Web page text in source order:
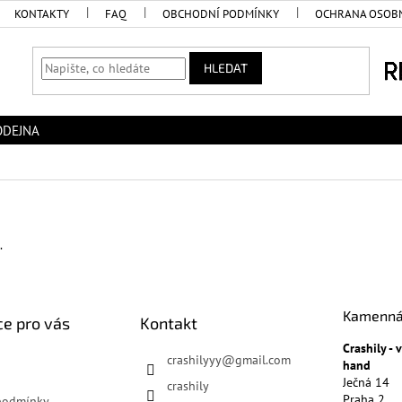
KONTAKTY FAQ OBCHODNÍ PODMÍNKY OCHRANA
HLEDAT
pro vás Kontakt
crashilyyy@gmail.com
crashily
Crashily -
hand
Ječná 14